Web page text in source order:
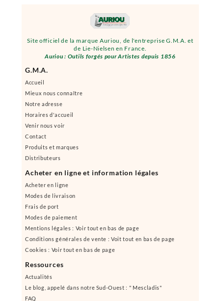
Site officiel de la marque Auriou, de l'entreprise G.M.A. et
de Lie-Nielsen en France.
Auriou : Outils forgés pour Artistes depuis 1856
G.M.A.
Accueil
Mieux nous connaître
Notre adresse
Horaires d'accueil
Venir nous voir
Contact
Produits et marques
Distributeurs
Acheter en ligne et information légales
Acheter en ligne
Modes de livraison
Frais de port
Modes de paiement
Mentions légales : Voir tout en bas de page
Conditions générales de vente : Voit tout en bas de page
Cookies : Voir tout en bas de page
Ressources
Actualités
Le blog, appelé dans notre Sud-Ouest : " Mescladis"
FAQ